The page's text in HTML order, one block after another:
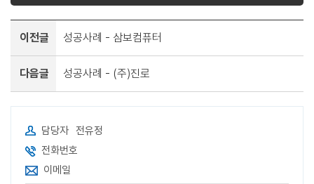
이전글 성공사례 - 삼보컴퓨터
다음글 성공사례 - (주)진로
담당자 전유정
전화번호
이메일